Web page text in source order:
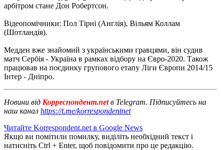
арбітром стане Дон Робертсон.
Відеопомічники: Пол Тірні (Англія), Вільям Коллам
(Шотландія).
Медден вже знайомий з українськими гравцями, він судив
матч Сербія - Україна в рамках відбору на Євро-2020. Також
працював на поєдинку групового етапу Ліги Європи 2014/15
Інтер - Дніпро.
Новини від Корреспондент.netв Telegram. Підписуйтесь на
наш канал https://t.me/korrespondentnet
Читайте Korrespondent.net в Google News
Якщо ви помітили помилку, виділіть необхідний текст і
натисніть Ctrl + Enter, щоб повідомити про це редакцію.